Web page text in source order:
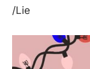
/Lie